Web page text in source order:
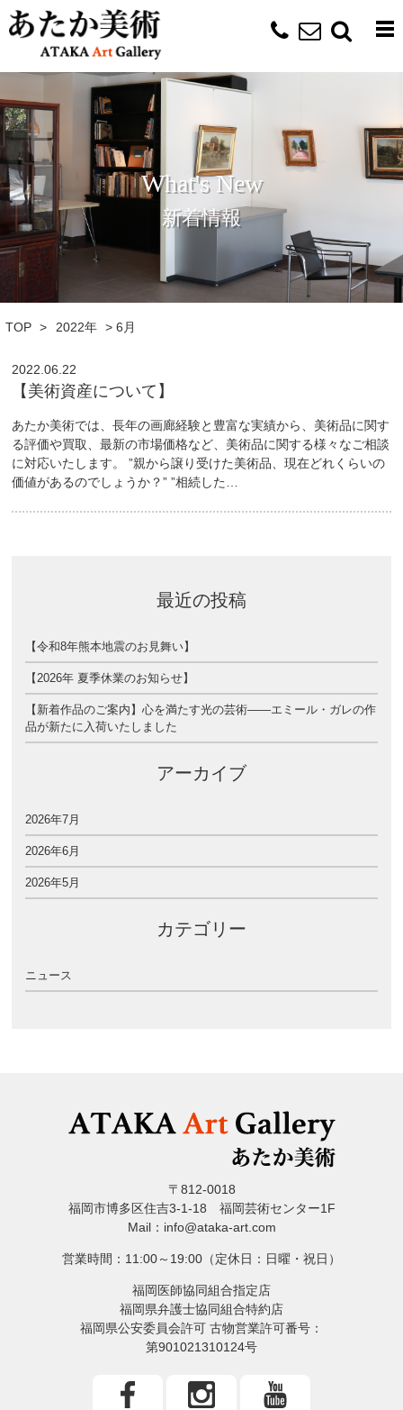
What's New
新着情報
TOP > 2022年 >6月
2022.06.22
【美術資産について】
あたか美術では、長年の画廊経験と豊富な実績から、美術品に関す
る評価や買取、最新の市場価格など、美術品に関する様々なご相談
に対応いたします。 ”親から譲り受けた美術品、現在どれくらいの
価値があるのでしょうか？” ”相続した…
最近の投稿
【令和8年熊本地震のお見舞い】
【2026年 夏季休業のお知らせ】
【新着作品のご案内】心を満たす光の芸術――エミール・ガレの作
品が新たに入荷いたしました
アーカイブ
2026年7月
2026年6月
2026年5月
カテゴリー
ニュース
〒812-0018
福岡市博多区住吉3-1-18 福岡芸術センター1F
Mail：info@ataka-art.com
営業時間：11:00～19:00（定休日：日曜・祝日）
福岡医師協同組合指定店
福岡県弁護士協同組合特約店
福岡県公安委員会許可 古物営業許可番号：
第901021310124号